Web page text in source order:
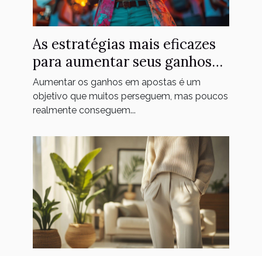
As estratégias mais eficazes
para aumentar seus ganhos
em apostas
Aumentar os ganhos em apostas é um
objetivo que muitos perseguem, mas poucos
realmente conseguem...